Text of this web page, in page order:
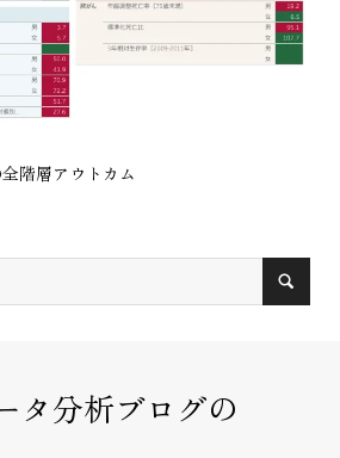
階層アウトカム
タ分析ブログの